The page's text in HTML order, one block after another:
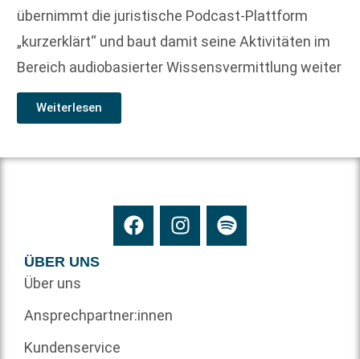
übernimmt die juristische Podcast-Plattform
„kurzerklärt“ und baut damit seine Aktivitäten im
Bereich audiobasierter Wissensvermittlung weiter
Weiterlesen
ÜBER UNS
Über uns
Ansprechpartner:innen
Kundenservice